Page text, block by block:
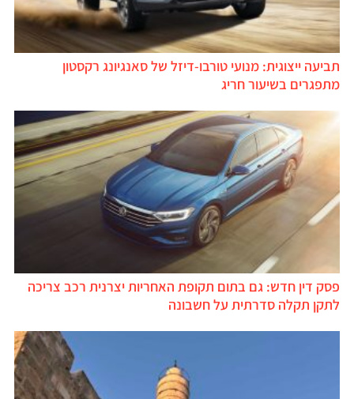
תביעה ייצוגית: מנועי טורבו-דיזל של סאנגיונג רקסטון
מתפגרים בשיעור חריג
פסק דין חדש: גם בתום תקופת האחריות יצרנית רכב צריכה
לתקן תקלה סדרתית על חשבונה